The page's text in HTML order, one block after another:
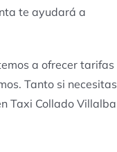
te ayudará a
a ofrecer tarifas
Tanto si necesitas
Taxi Collado Villalba